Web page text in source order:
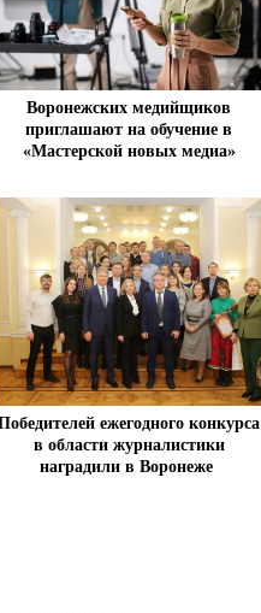
Воронежских медийщиков
приглашают на обучение в
«Мастерской новых медиа»
ежегодного конкурса
в области журналистики
наградили в Воронеже